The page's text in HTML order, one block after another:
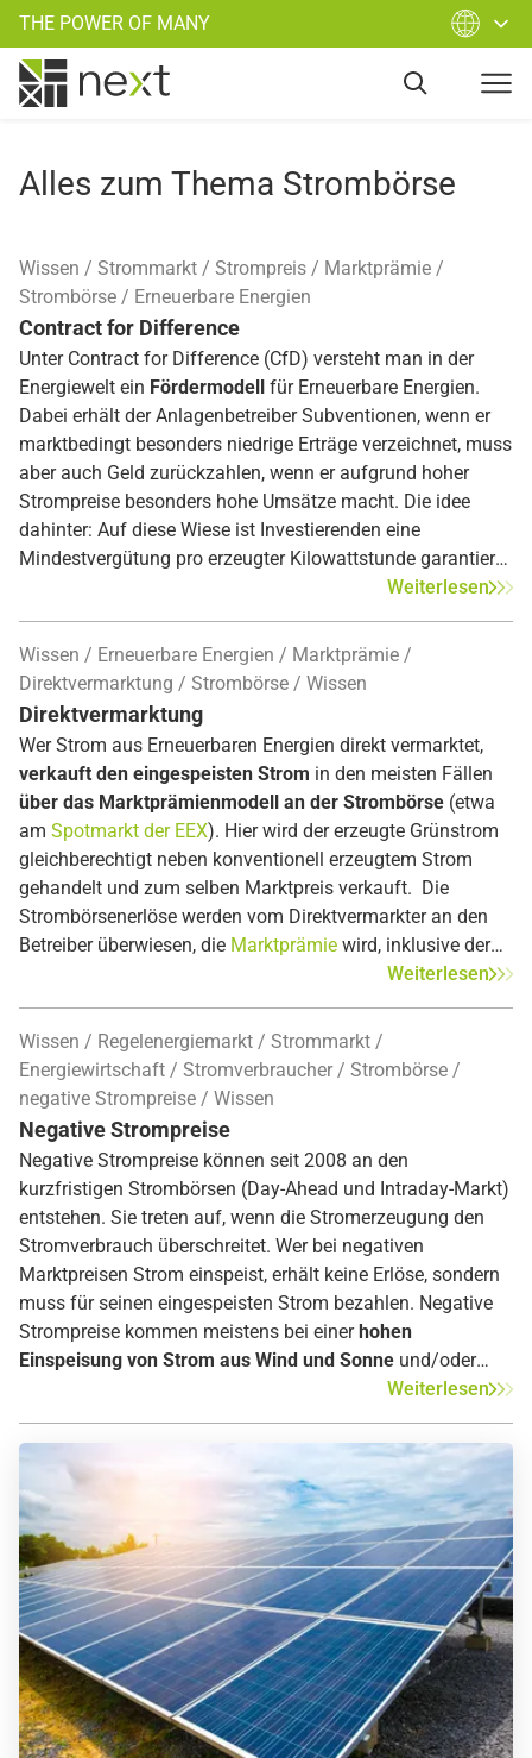
THE POWER OF MANY
Alles zum Thema Strombörse
Wissen Strommarkt Strompreis
Marktprämie
Strombörse
Erneuerbare Energien
Contract for Difference
Unter Contract for Difference (CfD) versteht man in der
Energiewelt ein Fördermodell für Erneuerbare Energien.
Dabei erhält der Anlagenbetreiber Subventionen, wenn er
marktbedingt besonders niedrige Erträge verzeichnet, muss
aber auch Geld zurückzahlen, wenn er aufgrund hoher
Strompreise besonders hohe Umsätze macht. Die idee
dahinter: Auf diese Wiese ist Investierenden eine
Mindestvergütung pro erzeugter Kilowattstunde garantiert,
die Erlöse werden jedoch gedeckelt, um die Fördertöpfe zu
schonen. Ein zweiseitiger CfD wird oft auch als
symmetrische Marktprämie bezeichnet.
Weiterlesen
Wissen Erneuerbare Energien
Marktprämie
Direktvermarktung
Strombörse Wissen
Direktvermarktung
Wer Strom aus Erneuerbaren Energien direkt vermarktet,
verkauft den eingespeisten Strom in den meisten Fällen
über das Marktprämienmodell an der Strombörse (etwa
am Spotmarkt der EEX). Hier wird der erzeugte Grünstrom
gleichberechtigt neben konventionell erzeugtem Strom
gehandelt und zum selben Marktpreis verkauft. Die
Strombörsenerlöse werden vom Direktvermarkter an den
Betreiber überwiesen, die Marktprämie wird, inklusive der
Verteilnetzbetreiber ausgezahlt. Bei der Direktvermarktung
unterscheidet man zwischen der
verpflichtenden
Direktvermarktung von Neuanlagen und der
optionalen
Direktvermarktung
von Bestandsanlagen.
Weiterlesen
Wissen Regelenergiemarkt
Strommarkt
Energiewirtschaft
Stromverbraucher
Strombörse
negative Strompreise
Wissen
Negative Strompreise
Negative Strompreise können seit 2008 an den
kurzfristigen Strombörsen (Day-Ahead und Intraday-Markt)
entstehen. Sie treten auf, wenn die Stromerzeugung den
Stromverbrauch überschreitet. Wer bei negativen
Marktpreisen Strom einspeist, erhält keine Erlöse, sondern
muss für seinen eingespeisten Strom bezahlen. Negative
Strompreise kommen meistens bei einerhohen
Einspeisung von Strom aus Wind und Sonne und/oder
auf. Dieser kann sowohl
durch lange Feiertage als auch durch nationale oder
internationale Gefährdungslagen, wie beispielsweise die
COVID-19 Pandemie, auftreten.
Weiterlesen